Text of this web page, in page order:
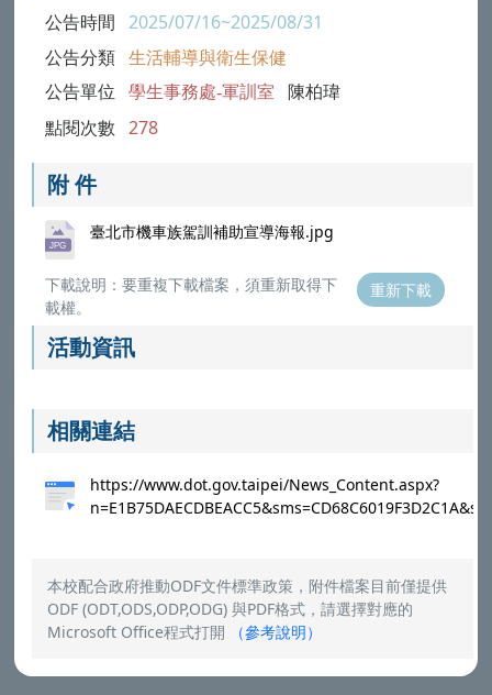
公告時間 2025/07/16~2025/08/31
公告分類 生活輔導與衛生保健
公告單位 學生事務處-軍訓室 陳柏瑋
點閱次數 278
附 件
臺北市機車族駕訓補助宣導海報.jpg
下載說明：要重複下載檔案，須重新取得下
載權。
重新下載
活動資訊
相關連結
https://www.dot.gov.taipei/News_Content.aspx?
本校配合政府推動ODF文件標準政策，附件檔案目前僅提供
ODF (ODT,ODS,ODP,ODG) 與PDF格式，請選擇對應的
Microsoft Office程式打開
（參考說明）